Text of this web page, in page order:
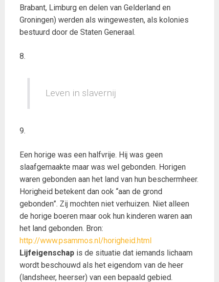
Brabant, Limburg en delen van Gelderland en
Groningen) werden als wingewesten, als kolonies
bestuurd door de Staten Generaal.
8.
Leven in slavernij
9.
Een horige was een halfvrije. Hij was geen
slaafgemaakte maar was wel gebonden. Horigen
waren gebonden aan het land van hun beschermheer.
Horigheid betekent dan ook “aan de grond
gebonden”. Zij mochten niet verhuizen. Niet alleen
de horige boeren maar ook hun kinderen waren aan
het land gebonden. Bron:
http://www.psammos.nl/horigheid.html
Lijfeigenschap is de situatie dat iemands lichaam
wordt beschouwd als het eigendom van de heer
(landsheer, heerser) van een bepaald gebied.